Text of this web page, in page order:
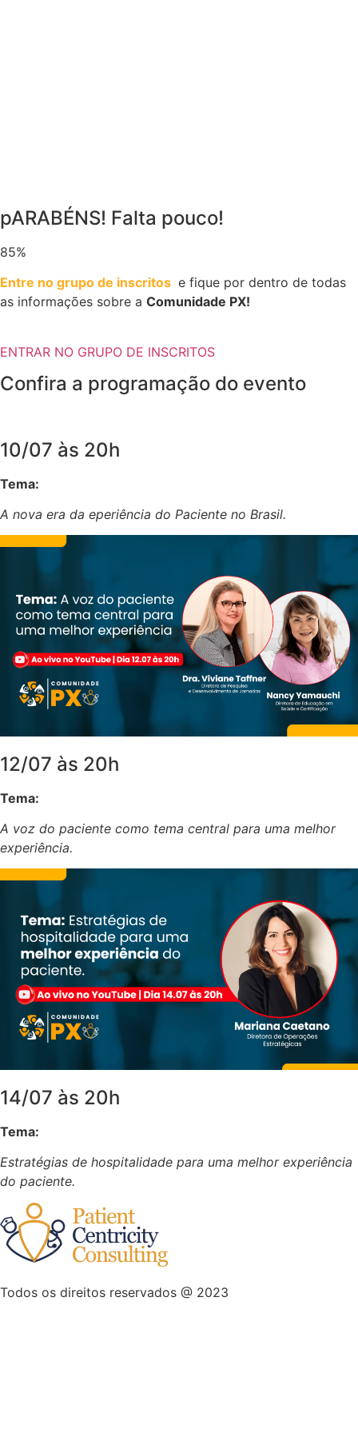
pARABÉNS! Falta pouco!
85%
Entre no grupo de inscritos e fique por dentro de todas
as informações sobre a Comunidade PX!
ENTRAR NO GRUPO DE INSCRITOS
Confira a programação do evento
10/07 às 20h
Tema:
A nova era da eperiência do Paciente no Brasil.
12/07 às 20h
Tema:
A voz do paciente como tema central para uma melhor
experiência.
14/07 às 20h
Tema:
Estratégias de hospitalidade para uma melhor experiência
do paciente.
Todos os direitos reservados @ 2023